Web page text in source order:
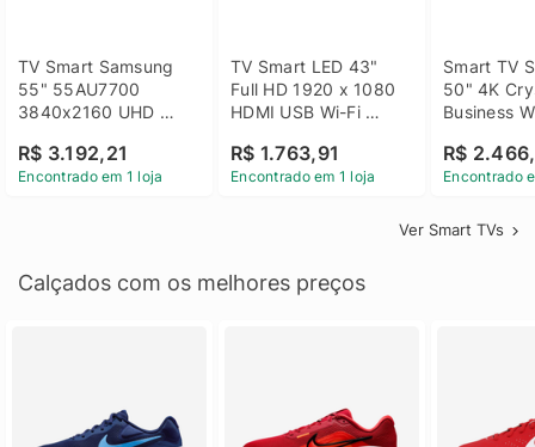
TV Smart Samsung
55" 55AU7700
3840x2160 UHD
Bluetooth
R$ 3.192,21
Encontrado em 1 loja
TV Smart LED 43"
Full HD 1920 x 1080
HDMI USB Wi-Fi
43LM631C0SB LG
R$ 1.763,91
Encontrado em 1 loja
Smart TV
50" 4K
Business
R$
Encontrado
Ver Smart TVs
Calçados com os melhores preços